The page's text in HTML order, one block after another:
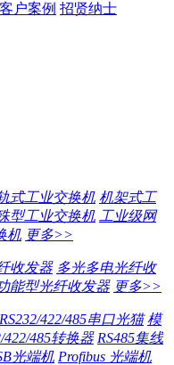
客户案例 招贤纳士
式工业交换机 机架式工
型工业交换机 工业级网
机 更多>>
收发器 多光多电光纤收
能型光纤收发器 更多>>
RS232/422/485串口光猫 模
422/485转换器 RS485集线
光端机 Profibus 光端机